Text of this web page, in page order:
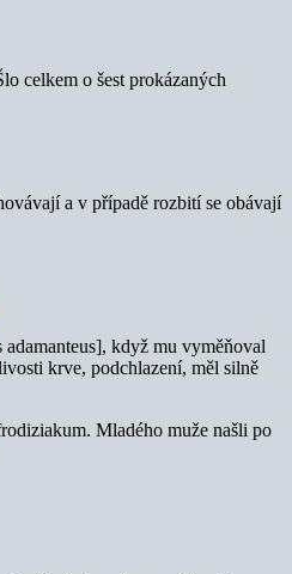
celkem o šest prokázaných
a v případě rozbití se obávají
když mu vyměňoval
krve, podchlazení, měl silně
Mladého muže našli po